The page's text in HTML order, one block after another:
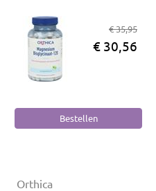
€ 35,95
€ 30,56
Orthica